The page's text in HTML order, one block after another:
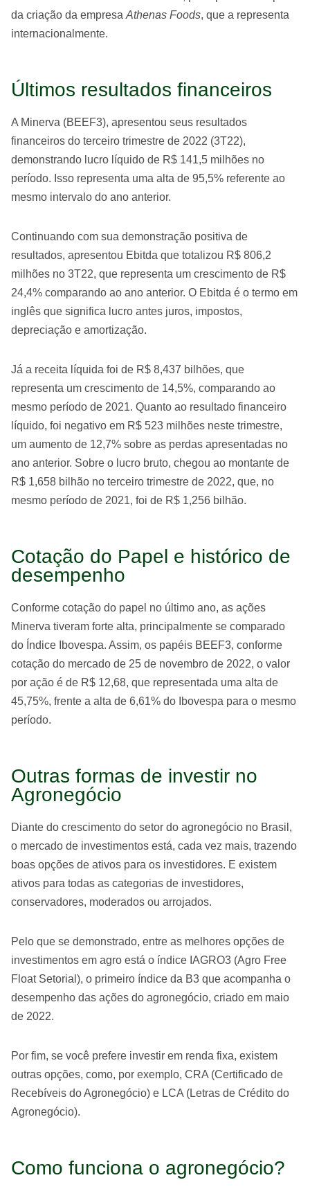
da criação da empresa Athenas Foods, que a representa
internacionalmente.
Últimos resultados financeiros
A Minerva (BEEF3), apresentou seus resultados
financeiros do terceiro trimestre de 2022 (3T22),
demonstrando lucro líquido de R$ 141,5 milhões no
período. Isso representa uma alta de 95,5% referente ao
mesmo intervalo do ano anterior.
Continuando com sua demonstração positiva de
resultados, apresentou Ebitda que totalizou R$ 806,2
milhões no 3T22, que representa um crescimento de R$
24,4% comparando ao ano anterior. O Ebitda é o termo em
inglês que significa lucro antes juros, impostos,
depreciação e amortização.
Já a receita líquida foi de R$ 8,437 bilhões, que
representa um crescimento de 14,5%, comparando ao
mesmo período de 2021. Quanto ao resultado financeiro
líquido, foi negativo em R$ 523 milhões neste trimestre,
um aumento de 12,7% sobre as perdas apresentadas no
ano anterior. Sobre o lucro bruto, chegou ao montante de
R$ 1,658 bilhão no terceiro trimestre de 2022, que, no
mesmo período de 2021, foi de R$ 1,256 bilhão.
Cotação do Papel e histórico de
desempenho
Conforme cotação do papel no último ano, as ações
Minerva tiveram forte alta, principalmente se comparado
do Índice Ibovespa. Assim, os papéis BEEF3, conforme
cotação do mercado de 25 de novembro de 2022, o valor
por ação é de R$ 12,68, que representada uma alta de
45,75%, frente a alta de 6,61% do Ibovespa para o mesmo
período.
Outras formas de investir no
Agronegócio
Diante do crescimento do setor do agronegócio no Brasil,
o mercado de investimentos está, cada vez mais, trazendo
boas opções de ativos para os investidores. E existem
ativos para todas as categorias de investidores,
conservadores, moderados ou arrojados.
Pelo que se demonstrado, entre as melhores opções de
investimentos em agro está o índice IAGRO3 (Agro Free
Float Setorial), o primeiro índice da B3 que acompanha o
desempenho das ações do agronegócio, criado em maio
de 2022.
Por fim, se você prefere investir em renda fixa, existem
outras opções, como, por exemplo, CRA (Certificado de
Recebíveis do Agronegócio) e LCA (Letras de Crédito do
Agronegócio).
Como funciona o agronegócio?